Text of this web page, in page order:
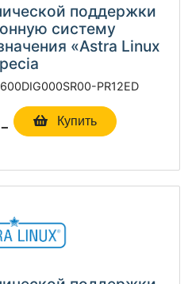
поддержки
систему
«Astra Linux
PR12ED
Купить